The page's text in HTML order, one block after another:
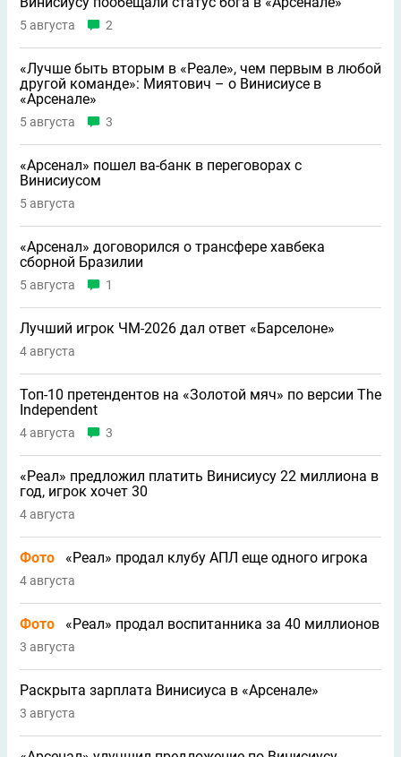
5 августа 2
«Лучше быть вторым в «Реале», чем первым в любой
другой команде»: Миятович – о Винисиусе в
«Арсенале»
5 августа 3
«Арсенал» пошел ва-банк в переговорах с
Винисиусом
5 августа
«Арсенал» договорился о трансфере хавбека
сборной Бразилии
5 августа 1
Лучший игрок ЧМ-2026 дал ответ «Барселоне»
4 августа
Топ-10 претендентов на «Золотой мяч» по версии The
Independent
4 августа 3
«Реал» предложил платить Винисиусу 22 миллиона в
год, игрок хочет 30
4 августа
Фото «Реал» продал клубу АПЛ еще одного игрока
4 августа
Фото «Реал» продал воспитанника за 40 миллионов
3 августа
Раскрыта зарплата Винисиуса в «Арсенале»
3 августа